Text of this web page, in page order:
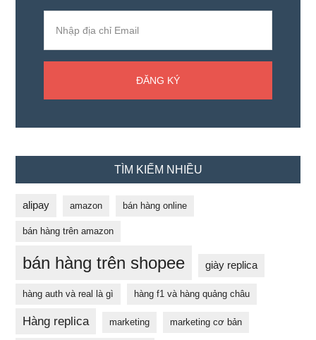
TÌM KIẾM NHIỀU
alipay amazon bán hàng online
bán hàng trên amazon
bán hàng trên shopee giày replica
hàng auth và real là gì hàng f1 và hàng quảng châu
Hàng replica marketing marketing cơ bản